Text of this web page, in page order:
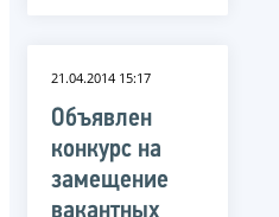
21.04.2014 15:17
Объявлен
конкурс на
замещение